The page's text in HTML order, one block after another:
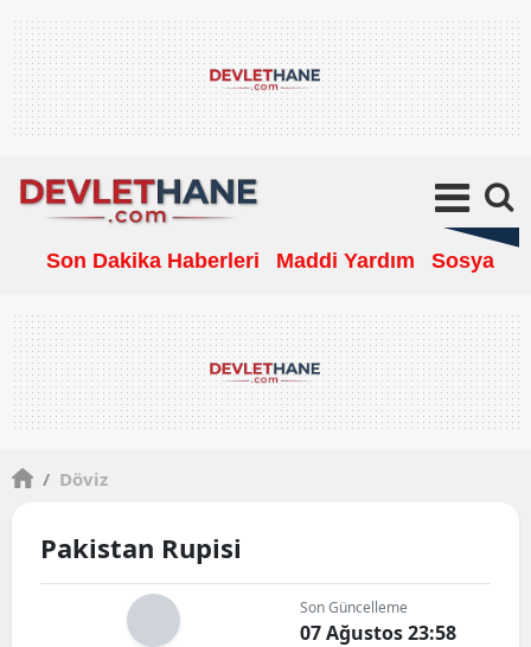
Son Dakika Haberleri Maddi Yardım Sosyal
/ Döviz
Pakistan Rupisi
Son Güncelleme
07 Ağustos 23:58